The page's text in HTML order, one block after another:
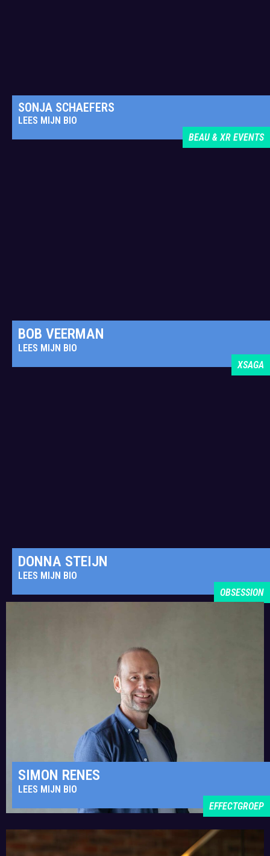
SONJA SCHAEFERS
LEES MIJN BIO
BEAU & XR EVENTS
BOB VEERMAN
LEES MIJN BIO
XSAGA
DONNA STEIJN
LEES MIJN BIO
OBSESSION
SIMON RENES
LEES MIJN BIO
EFFECTGROEP